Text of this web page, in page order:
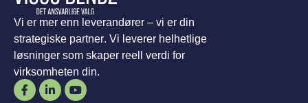
Vi er mer enn leverandører – vi er din
strategiske partner. Vi leverer helhetlige
løsninger som skaper reell verdi for
virksomheten din.